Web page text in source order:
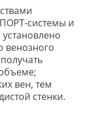
системы и
венозного
вен, тем
стенки.